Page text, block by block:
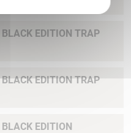
EDITION TRAP
EDITION TRAP
EDITION